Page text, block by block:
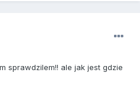
sprawdzilem!! ale jak jest gdzie